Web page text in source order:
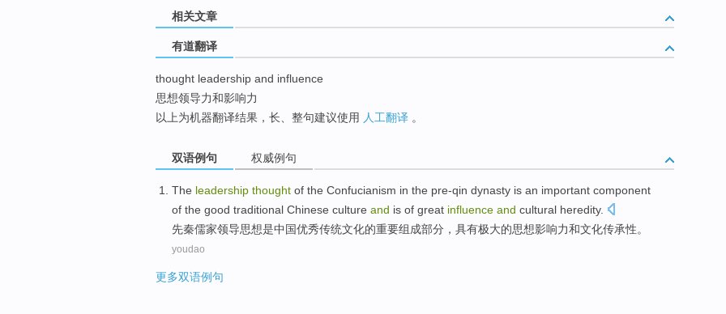
相关文章
有道翻译
thought leadership and influence
思想领导力和影响力
以上为机器翻译结果，长、整句建议使用 人工翻译 。
双语例句 权威例句
The leadership thought of the Confucianism in the pre-qin dynasty is an important component
of the good traditional Chinese culture and is of great influence and cultural heredity.
先秦儒家领导思想是中国优秀传统文化的重要组成部分，具有极大的思想影响力和文化传承性。
youdao
更多双语例句